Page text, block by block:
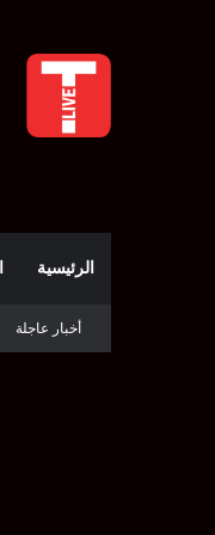
الرئيسية
أخبار عاجلة